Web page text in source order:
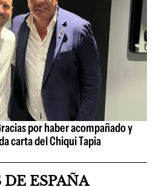
por haber acompañado y
carta del Chiqui Tapia
ESPAÑA